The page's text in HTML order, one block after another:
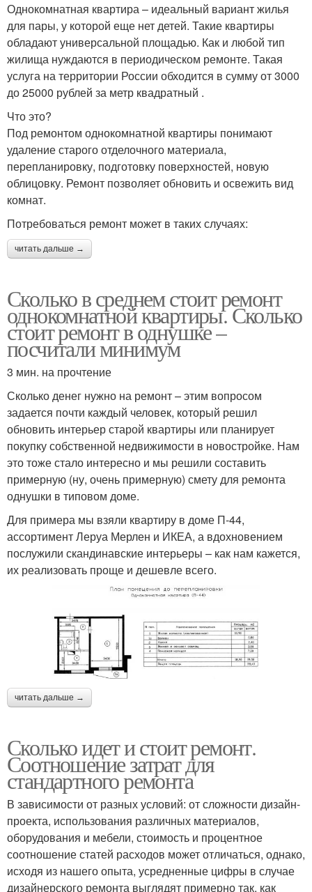
Однокомнатная квартира – идеальный вариант жилья
для пары, у которой еще нет детей. Такие квартиры
обладают универсальной площадью. Как и любой тип
жилища нуждаются в периодическом ремонте. Такая
услуга на территории России обходится в сумму от 3000
до 25000 рублей за метр квадратный .
Что это?
Под ремонтом однокомнатной квартиры понимают
удаление старого отделочного материала,
перепланировку, подготовку поверхностей, новую
облицовку. Ремонт позволяет обновить и освежить вид
комнат.
Потребоваться ремонт может в таких случаях:
читать дальше →
Сколько в среднем стоит ремонт
однокомнатной квартиры. Сколько
стоит ремонт в однушке –
посчитали минимум
3 мин. на прочтение
Сколько денег нужно на ремонт – этим вопросом
задается почти каждый человек, который решил
обновить интерьер старой квартиры или планирует
покупку собственной недвижимости в новостройке. Нам
это тоже стало интересно и мы решили составить
примерную (ну, очень примерную) смету для ремонта
однушки в типовом доме.
Для примера мы взяли квартиру в доме П-44,
ассортимент Леруа Мерлен и ИКЕА, а вдохновением
послужили скандинавские интерьеры – как нам кажется,
их реализовать проще и дешевле всего.
читать дальше →
Сколько идет и стоит ремонт.
Соотношение затрат для
стандартного ремонта
В зависимости от разных условий: от сложности дизайн-
проекта, использования различных материалов,
оборудования и мебели, стоимость и процентное
соотношение статей расходов может отличаться, однако,
исходя из нашего опыта, усредненные цифры в случае
дизайнерского ремонта выглядят примерно так, как